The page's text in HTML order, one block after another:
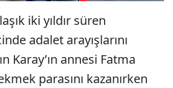
iki yıldır süren
adalet arayışlarını
Karay’ın annesi Fatma
parasını kazanırken